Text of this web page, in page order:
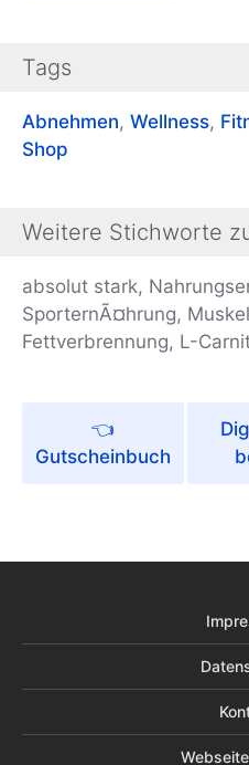
Tags
Abnehmen, Wellness,
Shop
Weitere Stichworte
absolut stark,
SporternÃ¤hrung,
Fettverbrennung, L-
Gutscheinbuch